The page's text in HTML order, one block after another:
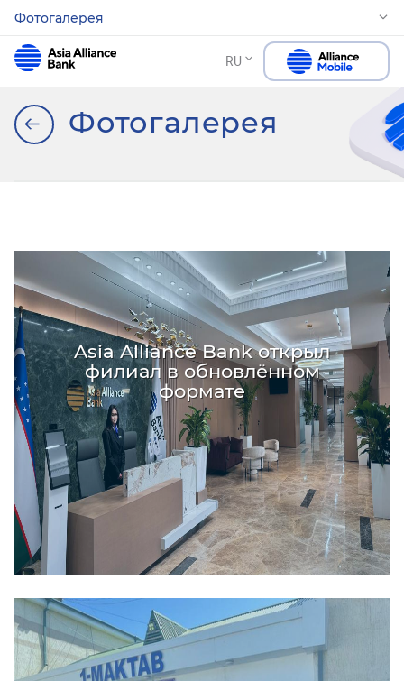
Фотогалерея
RU
Фотогалерея
Asia Alliance Bank открыл
филиал в обновлённом
формате